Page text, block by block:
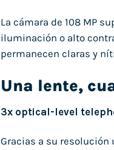
La cámara de 108 MP
iluminación o alto
permanecen claras y
Una lente,
3x optical-level
Gracias a su